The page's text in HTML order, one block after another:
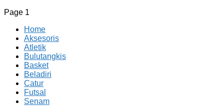
Page 1
Home
Aksesoris
Atletik
Bulutangkis
Basket
Beladiri
Catur
Futsal
Senam